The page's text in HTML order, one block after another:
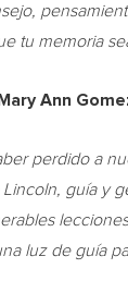
tu memoria
Mary Ann
perdido a
guía y
luz de guía